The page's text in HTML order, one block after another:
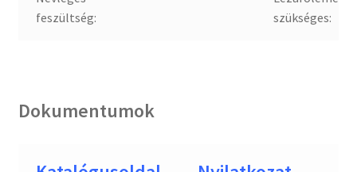
feszültség:
szükséges:
Dokumentumok